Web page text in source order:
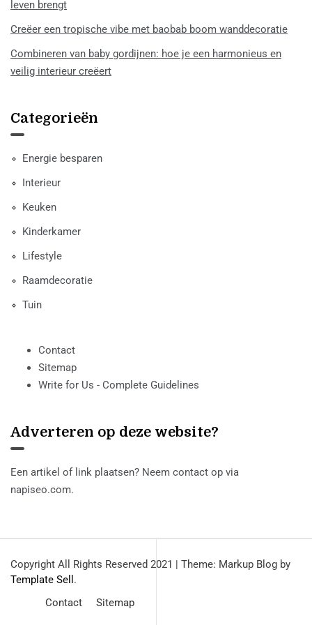
leven brengt
Creëer een tropische vibe met baobab boom wanddecoratie
Combineren van baby gordijnen: hoe je een harmonieus en
veilig interieur creëert
Categorieën
Energie besparen
Interieur
Keuken
Kinderkamer
Lifestyle
Raamdecoratie
Tuin
Contact
Sitemap
Write for Us - Complete Guidelines
Adverteren op deze website?
Een artikel of link plaatsen? Neem contact op via
napiseo.com.
Copyright All Rights Reserved 2021 | Theme: Markup Blog by
Template Sell .
Contact
Sitemap